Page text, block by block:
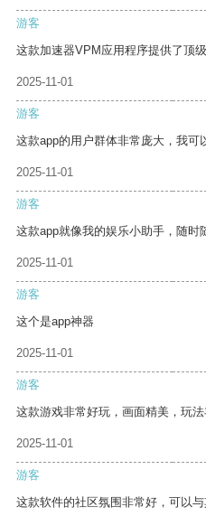
游客
这款加速器VPM应用程序提供了顶
2025-11-01
游客
这款app的用户群体非常庞大，我可
2025-11-01
游客
这款app就像我的娱乐小助手，随时
2025-11-01
游客
这个是app神器
2025-11-01
游客
这款游戏非常好玩，画面精美，玩法
2025-11-01
游客
这款软件的社区氛围非常好，可以与